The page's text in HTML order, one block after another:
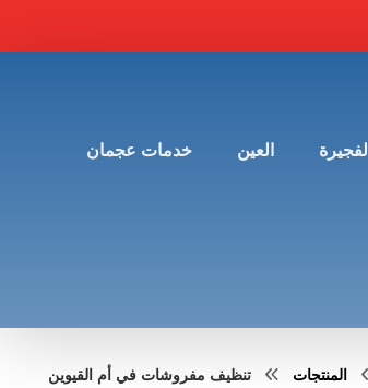
الفجيرة العين خدمات عجمان
المنتجات تنظيف مفروشات في أم القيوين